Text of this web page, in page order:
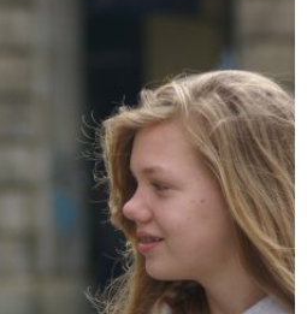
– der FILM und das
auf EINER DVD